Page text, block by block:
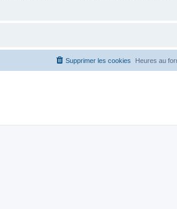
Heures au
Supprimer les cookies